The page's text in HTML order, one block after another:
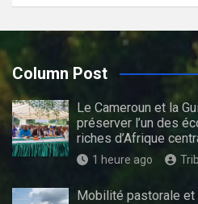
Column Post
Le Cameroun et la
préserver l’un des
riches d’Afrique
1 heure ago
Mobilité pastorale et